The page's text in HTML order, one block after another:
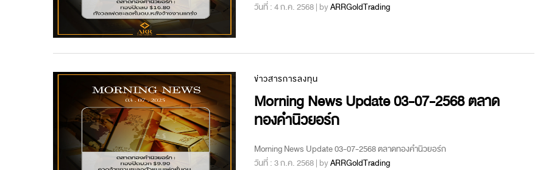
วันที่ : 4 ก.ค. 2568 | byARRGoldTrading
ข่าวสารการลงทุน
Morning News Update 03-07-2568 ตลาด
ทองคำนิวยอร์ก
Morning News Update 03-07-2568 ตลาดทองคำนิวยอร์ก
วันที่ : 3 ก.ค. 2568 | byARRGoldTrading